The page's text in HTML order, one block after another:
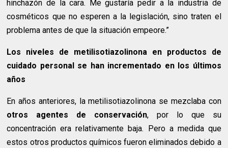
hinchazón de la cara. Me gustaría pedir a la industria de
cosméticos que no esperen a la legislación, sino traten el
problema antes de que la situación empeore.”
Los niveles de metilisotiazolinona en productos de
cuidado personal se han incrementado en los últimos
años
En años anteriores, la metilisotiazolinona se mezclaba con
otros agentes de conservación, por lo que su
concentración era relativamente baja. Pero a medida que
estos otros productos químicos fueron eliminados debido a